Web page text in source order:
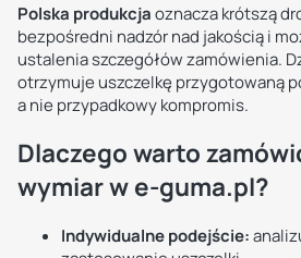
Polska produkcjaoznacza krótszą
bezpośredni nadzór nad jakością i
ustalenia szczegółów zamówienia.
otrzymuje uszczelkę przygotowaną
a nie przypadkowy kompromis.
Dlaczego warto
wymiar w e-guma.pl?
Indywidualne podejście: